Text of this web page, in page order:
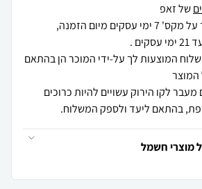
של זאפ
מיום הזמנה,
ימי עסקים .
המוצעות לך על-ידי המוכר הן בהתאם
המוצר
מעבר לקו הירוק עשויים להיות כרוכים
בהתאם ליעד ולספק המשלוח.
מוצרי חשמל